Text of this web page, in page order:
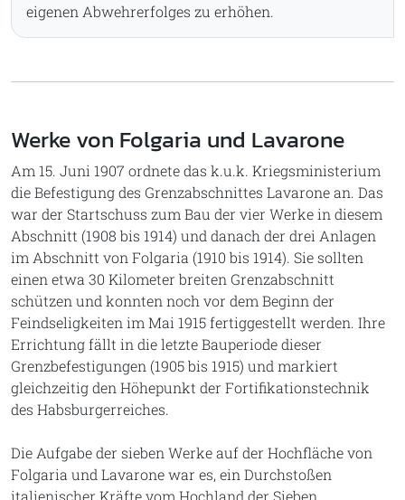
eigenen Abwehrerfolges zu erhöhen.
Werke von Folgaria und Lavarone
Am 15. Juni 1907 ordnete das k.u.k. Kriegsministerium
die Befestigung des Grenzabschnittes Lavarone an. Das
war der Startschuss zum Bau der vier Werke in diesem
Abschnitt (1908 bis 1914) und danach der drei Anlagen
im Abschnitt von Folgaria (1910 bis 1914). Sie sollten
einen etwa 30 Kilometer breiten Grenzabschnitt
schützen und konnten noch vor dem Beginn der
Feindseligkeiten im Mai 1915 fertiggestellt werden. Ihre
Errichtung fällt in die letzte Bauperiode dieser
Grenzbefestigungen (1905 bis 1915) und markiert
gleichzeitig den Höhepunkt der Fortifikationstechnik
des Habsburgerreiches.
Die Aufgabe der sieben Werke auf der Hochfläche von
Folgaria und Lavarone war es, ein Durchstoßen
italienischer Kräfte vom Hochland der Sieben